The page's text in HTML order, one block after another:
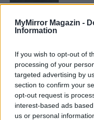
MyMirror Magazin -
Information
If you wish to opt-out of
processing of your
targeted advertising by
section to confirm your
opt-out request is
interest-based ads
us or personal
A
T.
rész
T.